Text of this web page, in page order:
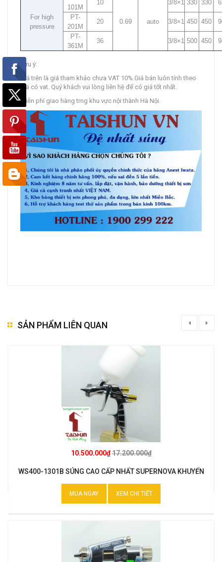
For high
pressure
101M
10
0.69 auto
3/8×1 330 330
PT-
201M
20 3/8×1 450 450
PT-
361M
36 3/8×1 500 450
Lưu ý:
Giá trên là giá tham khảo chưa VAT 10%.Giá bán luôn tính theo
giá có vat. Quý khách vui lòng liên hệ để có giá tốt nhất.
Miễn phí giao hàng trng khu vực nội thành Hà Nội.
SẢN PHẨM LIÊN QUAN
10.500.000₫17.200.000₫
WS400-1301B SÚNG CAO CẤP NHẤT SUPERNOVA KHUYẾN
MUA NGAY XEM CHI TIẾT